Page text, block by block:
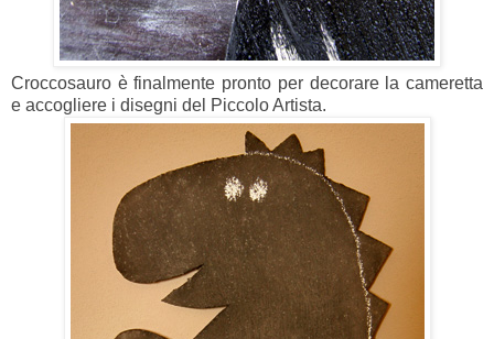
Croccosauro è finalmente pronto per decorare la cameretta
e accogliere i disegni del Piccolo Artista.